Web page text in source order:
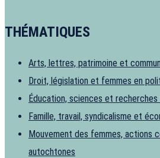
THÉMATIQUES
Arts, lettres, patrimoine et
Droit, législation et femmes en
Éducation, sciences et
Famille, travail, syndicalisme et
Mouvement des femmes, actions
autochtones